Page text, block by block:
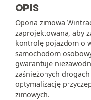
OPIS
Opona zimowa
zaprojektowana, aby
kontrolę pojazdom o
samochodom
gwarantuje
zaśnieżonych
optymalizację
zimowych.